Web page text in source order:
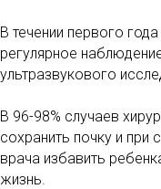
В течении первого
регулярное
ультразвукового
В 96-98% случаев
сохранить почку и
врача избавить
жизнь.